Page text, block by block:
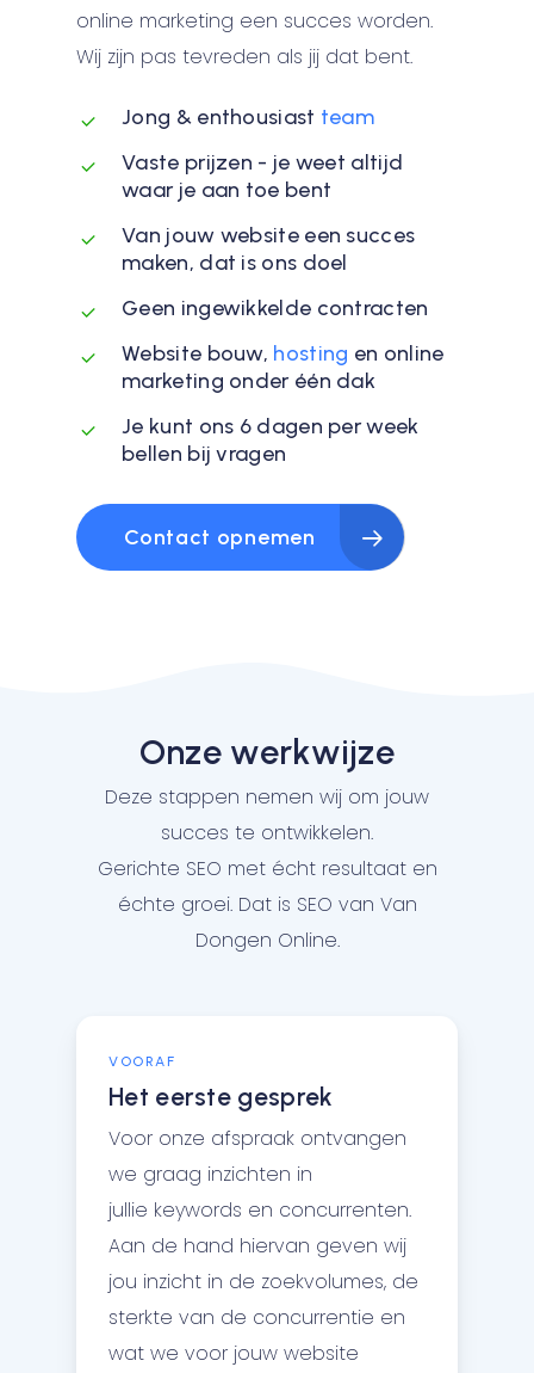
online marketing een succes worden.
Wij zijn pas tevreden als jij dat bent.
Jong & enthousiast team
Vaste prijzen - je weet altijd
waar je aan toe bent
Van jouw website een succes
maken, dat is ons doel
Geen ingewikkelde contracten
Website bouw, hosting en online
marketing onder één dak
Je kunt ons 6 dagen per week
bellen bij vragen
Contact opnemen
Onze werkwijze
Deze stappen nemen wij om jouw
succes te ontwikkelen.
Gerichte SEO met écht resultaat en
échte groei. Dat is SEO van Van
Dongen Online.
VOORAF
Het eerste gesprek
Voor onze afspraak ontvangen
we graag inzichten in
jullie keywords en concurrenten.
Aan de hand hiervan geven wij
jou inzicht in de zoekvolumes, de
sterkte van de concurrentie en
wat we voor jouw website